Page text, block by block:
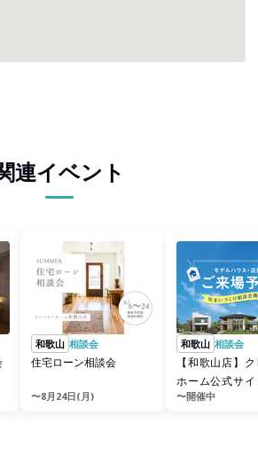
連イベント
和歌山 相談会
住宅ローン相談会
〜8月24日(月)
和歌山 相談会
【和歌山店】
ホーム公式サ
予約
〜開催中